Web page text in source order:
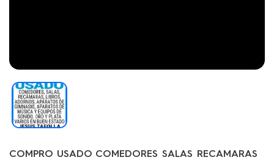
COMPRO USADO COMEDORES SALAS RECAMARAS